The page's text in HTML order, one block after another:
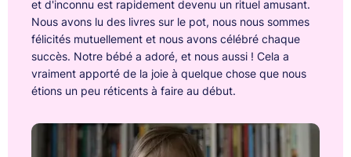
et d'inconnu est rapidement devenu un rituel amusant.
Nous avons lu des livres sur le pot, nous nous sommes
félicités mutuellement et nous avons célébré chaque
succès. Notre bébé a adoré, et nous aussi ! Cela a
vraiment apporté de la joie à quelque chose que nous
étions un peu réticents à faire au début.